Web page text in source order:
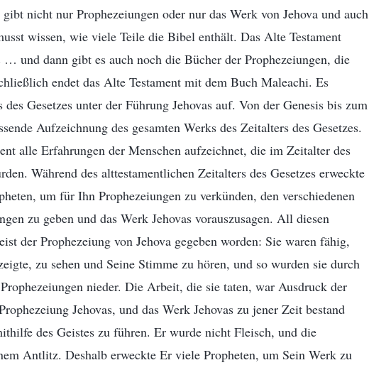
nicht nur Prophezeiungen oder nur das Werk von Jehova und auch
wissen, wie viele Teile die Bibel enthält. Das Alte Testament
… und dann gibt es auch noch die Bücher der Prophezeiungen, die
endet das Alte Testament mit dem Buch Maleachi. Es
Gesetzes unter der Führung Jehovas auf. Von der Genesis bis zum
Aufzeichnung des gesamten Werks des Zeitalters des Gesetzes.
alle Erfahrungen der Menschen aufzeichnet, die im Zeitalter des
Während des alttestamentlichen Zeitalters des Gesetzes erweckte
um für Ihn Prophezeiungen zu verkünden, den verschiedenen
zu geben und das Werk Jehovas vorauszusagen. All diesen
der Prophezeiung von Jehova gegeben worden: Sie waren fähig,
zu sehen und Seine Stimme zu hören, und so wurden sie durch
nieder. Die Arbeit, die sie taten, war Ausdruck der
Jehovas, und das Werk Jehovas zu jener Zeit bestand
des Geistes zu führen. Er wurde nicht Fleisch, und die
Antlitz. Deshalb erweckte Er viele Propheten, um Sein Werk zu